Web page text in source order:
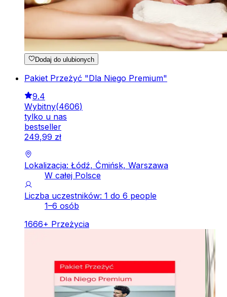
Dodaj do ulubionych
Pakiet Przeżyć "Dla Niego Premium"
9.4
Wybitny(4606)
tylko u nas
bestseller
249,99 zł
Lokalizacja: Łódź, Ćmińsk, Warszawa
W całej Polsce
Liczba uczestników: 1 do 6 people
1–6 osób
1666+ Przeżycia